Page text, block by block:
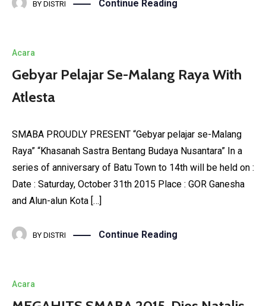
BY DISTRI Continue Reading
Acara
Gebyar Pelajar Se-Malang Raya With
Atlesta
SMABA PROUDLY PRESENT “Gebyar pelajar se-Malang
Raya” “Khasanah Sastra Bentang Budaya Nusantara” In a
series of anniversary of Batu Town to 14th will be held on :
Date : Saturday, October 31th 2015 Place : GOR Ganesha
and Alun-alun Kota […]
BY DISTRI Continue Reading
Acara